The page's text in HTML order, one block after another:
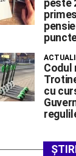
peste
Codul
cu